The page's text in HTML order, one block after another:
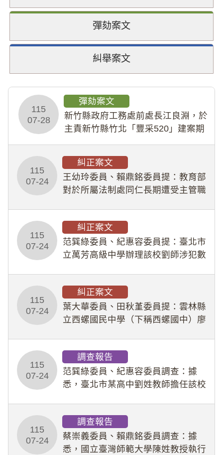
彈劾案文
糾舉案文
115
07-28
彈劾案文
新竹縣政府工務處前處長江良淵，於
主責新竹縣竹北「豐采520」建案期
幣1,483萬餘元，並長期收受建商餽
贈；復罔顧公共安全，圖利默許建商
於停工期間
115
07-24
糾正案文
王幼玲委員、賴鼎銘委員提：教育部
對於所屬法制處同仁長期遭受主管職
人員保障法」及「職業安全衛生法」
所定維護公務人員
115
07-24
糾正案文
范巽綠委員、紀惠容委員提：臺北市
立萬芳高級中學辦理該校劉師涉犯數
業把關與糾錯功能，不僅首份調查報
告漏未審酌師生不
115
07-24
糾正案文
葉大華委員、田秋堇委員提：雲林縣
立西螺國民中學（下稱西螺國中）廖
教羽球隊學生等行為，歷經該校校園
事件處理會議（下
115
07-24
調查報告
范巽綠委員、紀惠容委員調查：據
悉，臺北市某高中劉姓教師擔任該校
行拍攝特定樣態性影像並以手機傳送
劉師。該生因畏懼成
115
07-24
調查報告
蔡崇義委員、賴鼎銘委員調查：據
悉，國立臺灣師範大學陳姓教授執行